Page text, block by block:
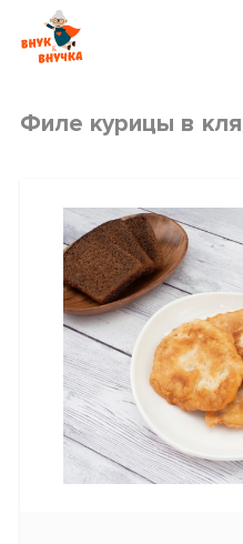
Филе курицы в